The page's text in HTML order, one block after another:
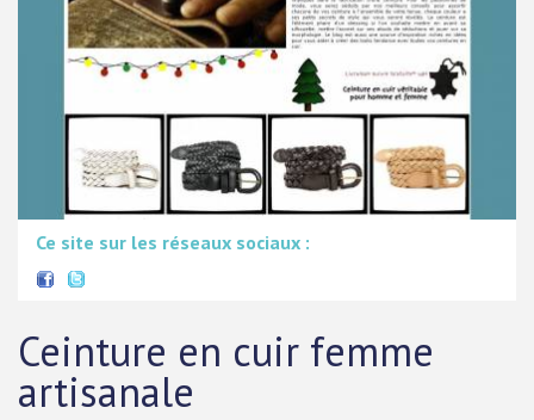
Ce site sur les réseaux sociaux :
Ceinture en cuir femme
artisanale